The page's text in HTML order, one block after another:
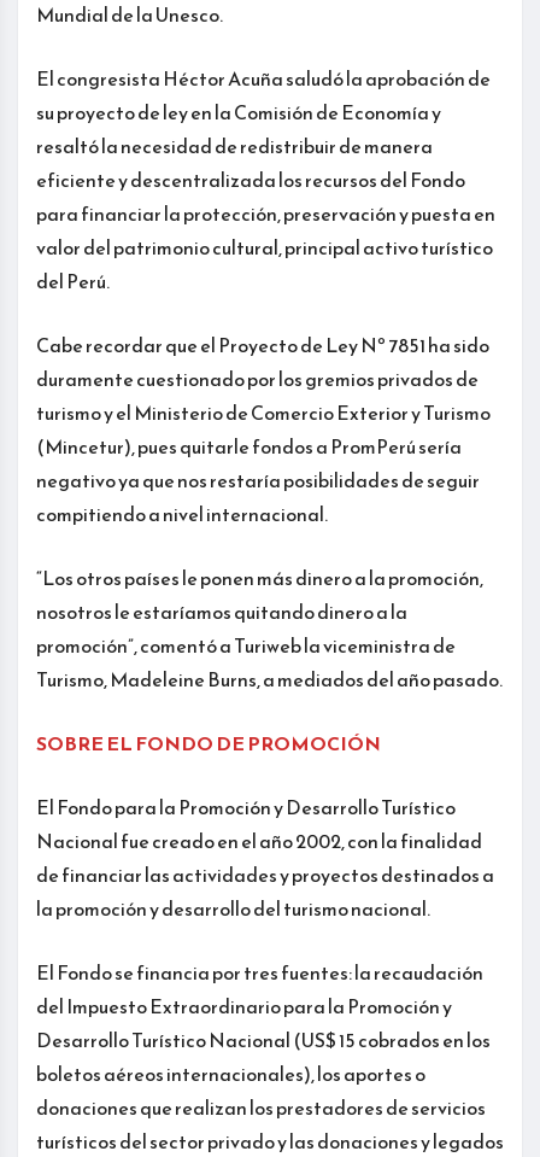
Mundial de la Unesco.
El congresista Héctor Acuña saludó la aprobación de
su proyecto de ley en la Comisión de Economía y
resaltó la necesidad de redistribuir de manera
eficiente y descentralizada los recursos del Fondo
para financiar la protección, preservación y puesta en
valor del patrimonio cultural, principal activo turístico
del Perú.
Cabe recordar que el Proyecto de Ley Nº 7851 ha sido
duramente cuestionado por los gremios privados de
turismo y el Ministerio de Comercio Exterior y Turismo
(Mincetur), pues quitarle fondos a PromPerú sería
negativo ya que nos restaría posibilidades de seguir
compitiendo a nivel internacional.
“Los otros países le ponen más dinero a la promoción,
nosotros le estaríamos quitando dinero a la
promoción”, comentó a Turiweb la viceministra de
Turismo, Madeleine Burns, a mediados del año pasado.
SOBRE EL FONDO DE PROMOCIÓN
El Fondo para la Promoción y Desarrollo Turístico
Nacional fue creado en el año 2002, con la finalidad
de financiar las actividades y proyectos destinados a
la promoción y desarrollo del turismo nacional.
El Fondo se financia por tres fuentes: la recaudación
del Impuesto Extraordinario para la Promoción y
Desarrollo Turístico Nacional (US$ 15 cobrados en los
boletos aéreos internacionales), los aportes o
donaciones que realizan los prestadores de servicios
turísticos del sector privado y las donaciones y legados